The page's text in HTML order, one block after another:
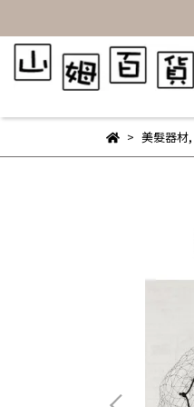
美髮器材,